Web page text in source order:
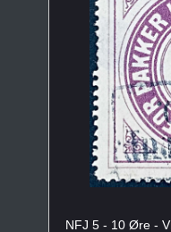
NFJ 5 - 10 Øre -